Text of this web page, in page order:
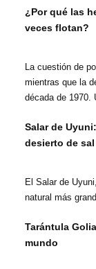
¿Por qué las
veces flotan?
La cuestión de
mientras que la
década de 1970.
Salar de
desierto de
El Salar de
natural más
Tarántula
mundo